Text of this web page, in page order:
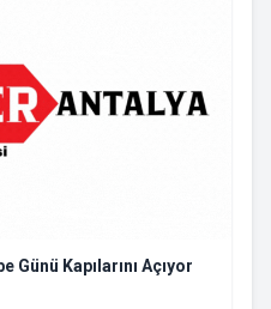
Günü Kapılarını Açıyor